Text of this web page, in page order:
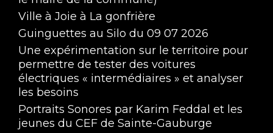
Ville à Joie à La gonfrière
Guinguettes au Silo du 09 07 2026
Une expérimentation sur le territoire pour
permettre de tester des voitures
électriques « intermédiaires » et analyser
les besoins
Portraits Sonores par Karim Feddal et les
jeunes du CEF de Sainte-Gauburge